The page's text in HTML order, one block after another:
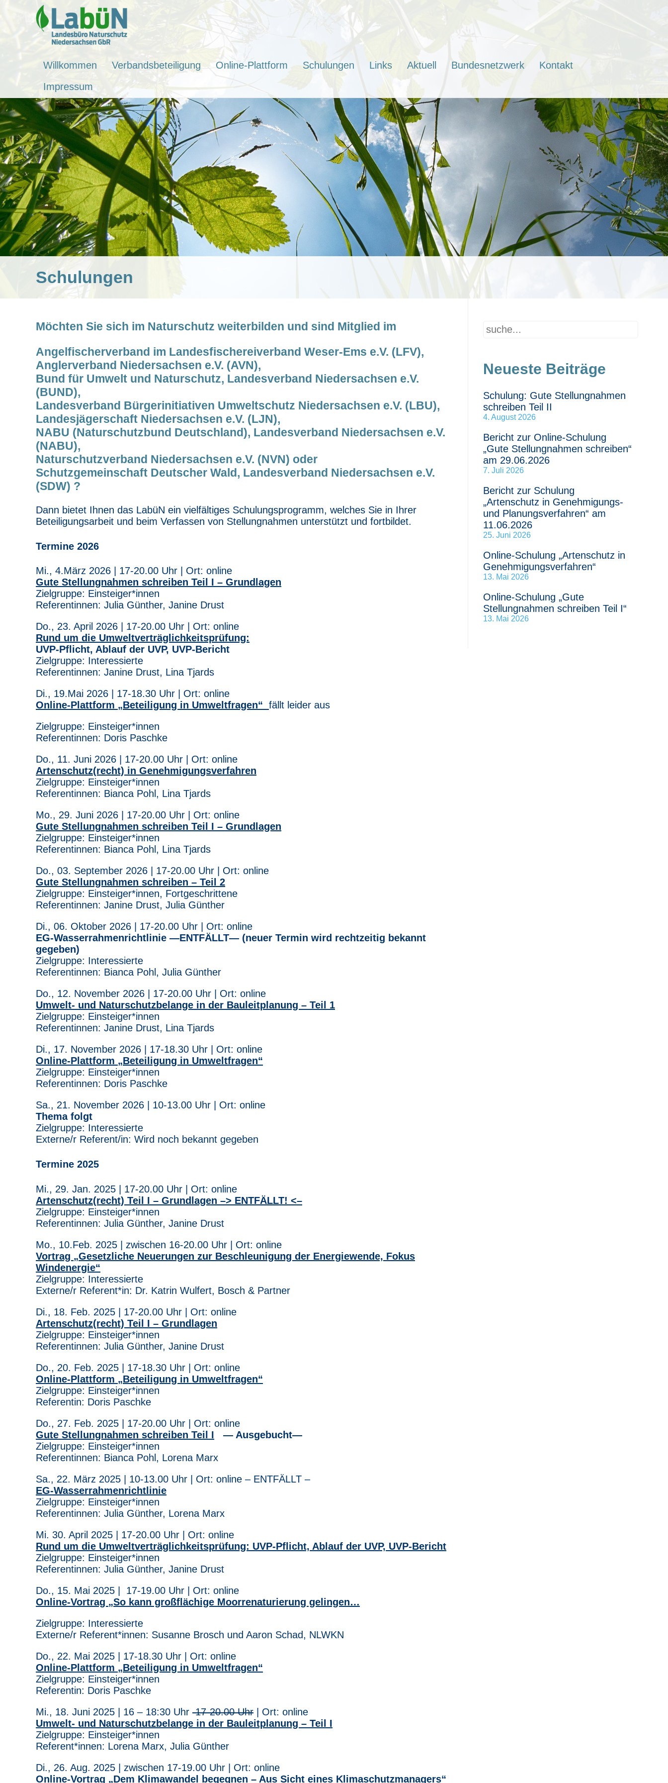
Willkommen Verbandsbeteiligung Online-Plattform Schulungen Links Aktuell Bundesnetzwerk
Kontakt
Impressum
Schulungen
Möchten Sie sich im Naturschutz weiterbilden und sind Mitglied im
Angelfischerverband im Landesfischereiverband Weser-Ems e.V. (LFV),
Anglerverband Niedersachsen e.V. (AVN),
Bund für Umwelt und Naturschutz, Landesverband Niedersachsen e.V.
(BUND),
Landesverband Bürgerinitiativen Umweltschutz Niedersachsen e.V. (LBU),
Landesjägerschaft Niedersachsen e.V. (LJN),
NABU (Naturschutzbund Deutschland), Landesverband Niedersachsen e.V.
(NABU),
Naturschutzverband Niedersachsen e.V. (NVN) oder
Schutzgemeinschaft Deutscher Wald, Landesverband Niedersachsen e.V.
(SDW) ?
Dann bietet Ihnen das LabüN ein vielfältiges Schulungsprogramm, welches Sie in Ihrer
Beteiligungsarbeit und beim Verfassen von Stellungnahmen unterstützt und fortbildet.
Termine 2026
Mi., 4.März 2026 | 17-20.00 Uhr | Ort: online
Gute Stellungnahmen schreiben Teil I – Grundlagen
Zielgruppe: Einsteiger*innen
Referentinnen: Julia Günther, Janine Drust
Do., 23. April 2026 | 17-20.00 Uhr | Ort: online
Rund um die Umweltverträglichkeitsprüfung:
UVP-Pflicht, Ablauf der UVP, UVP-Bericht
Zielgruppe: Interessierte
Referentinnen: Janine Drust, Lina Tjards
Di., 19.Mai 2026 | 17-18.30 Uhr | Ort: online
Online-Plattform „Beteiligung in Umweltfragen“ fällt leider aus
Zielgruppe: Einsteiger*innen
Referentinnen: Doris Paschke
Do., 11. Juni 2026 | 17-20.00 Uhr | Ort: online
Artenschutz(recht) in Genehmigungsverfahren
Zielgruppe: Einsteiger*innen
Referentinnen: Bianca Pohl, Lina Tjards
Mo., 29. Juni 2026 | 17-20.00 Uhr | Ort: online
Gute Stellungnahmen schreiben Teil I – Grundlagen
Zielgruppe: Einsteiger*innen
Referentinnen: Bianca Pohl, Lina Tjards
Do., 03. September 2026 | 17-20.00 Uhr | Ort: online
Gute Stellungnahmen schreiben – Teil 2
Zielgruppe: Einsteiger*innen, Fortgeschrittene
Referentinnen: Janine Drust, Julia Günther
Di., 06. Oktober 2026 | 17-20.00 Uhr | Ort: online
EG-Wasserrahmenrichtlinie —ENTFÄLLT— (neuer Termin wird rechtzeitig bekannt
gegeben)
Zielgruppe: Interessierte
Referentinnen: Bianca Pohl, Julia Günther
Do., 12. November 2026 | 17-20.00 Uhr | Ort: online
Umwelt- und Naturschutzbelange in der Bauleitplanung – Teil 1
Zielgruppe: Einsteiger*innen
Referentinnen: Janine Drust, Lina Tjards
Di., 17. November 2026 | 17-18.30 Uhr | Ort: online
Online-Plattform „Beteiligung in Umweltfragen“
Zielgruppe: Einsteiger*innen
Referentinnen: Doris Paschke
Sa., 21. November 2026 | 10-13.00 Uhr | Ort: online
Thema folgt
Zielgruppe: Interessierte
Externe/r Referent/in: Wird noch bekannt gegeben
Termine 2025
Mi., 29. Jan. 2025 | 17-20.00 Uhr | Ort: online
Artenschutz(recht) Teil I – Grundlagen –> ENTFÄLLT! <–
Zielgruppe: Einsteiger*innen
Referentinnen: Julia Günther, Janine Drust
Mo., 10.Feb. 2025 | zwischen 16-20.00 Uhr | Ort: online
Vortrag „Gesetzliche Neuerungen zur Beschleunigung der Energiewende, Fokus
Windenergie“
Zielgruppe: Interessierte
Externe/r Referent*in: Dr. Katrin Wulfert, Bosch & Partner
Di., 18. Feb. 2025 | 17-20.00 Uhr | Ort: online
Artenschutz(recht) Teil I – Grundlagen
Zielgruppe: Einsteiger*innen
Referentinnen: Julia Günther, Janine Drust
Do., 20. Feb. 2025 | 17-18.30 Uhr | Ort: online
Online-Plattform „Beteiligung in Umweltfragen“
Zielgruppe: Einsteiger*innen
Referentin: Doris Paschke
Do., 27. Feb. 2025 | 17-20.00 Uhr | Ort: online
Gute Stellungnahmen schreiben Teil I — Ausgebucht—
Zielgruppe: Einsteiger*innen
Referentinnen: Bianca Pohl, Lorena Marx
Sa., 22. März 2025 | 10-13.00 Uhr | Ort: online – ENTFÄLLT –
EG-Wasserrahmenrichtlinie
Zielgruppe: Einsteiger*innen
Referentinnen: Julia Günther, Lorena Marx
Mi. 30. April 2025 | 17-20.00 Uhr | Ort: online
Rund um die Umweltverträglichkeitsprüfung: UVP-Pflicht, Ablauf der UVP, UVP-Bericht
Zielgruppe: Einsteiger*innen
Referentinnen: Julia Günther, Janine Drust
Do., 15. Mai 2025 | 17-19.00 Uhr | Ort: online
Online-Vortrag „So kann großflächige Moorrenaturierung gelingen…
Zielgruppe: Interessierte
Externe/r Referent*innen: Susanne Brosch und Aaron Schad, NLWKN
Do., 22. Mai 2025 | 17-18.30 Uhr | Ort: online
Online-Plattform „Beteiligung in Umweltfragen“
Zielgruppe: Einsteiger*innen
Referentin: Doris Paschke
Mi., 18. Juni 2025 | 16 – 18:30 Uhr 17-20.00 Uhr | Ort: online
Umwelt- und Naturschutzbelange in der Bauleitplanung – Teil I
Zielgruppe: Einsteiger*innen
Referent*innen: Lorena Marx, Julia Günther
Di., 26. Aug. 2025 | zwischen 17-19.00 Uhr | Ort: online
Online-Vortrag „Dem Klimawandel begegnen – Aus Sicht eines Klimaschutzmanagers“
Neueste Beiträge
Schulung: Gute Stellungnahmen
schreiben Teil II
4. August 2026
Bericht zur Online-Schulung
„Gute Stellungnahmen schreiben“
am 29.06.2026
7. Juli 2026
Bericht zur Schulung
„Artenschutz in Genehmigungs-
und Planungsverfahren“ am
11.06.2026
25. Juni 2026
Online-Schulung „Artenschutz in
Genehmigungsverfahren“
13. Mai 2026
Online-Schulung „Gute
Stellungnahmen schreiben Teil I“
13. Mai 2026